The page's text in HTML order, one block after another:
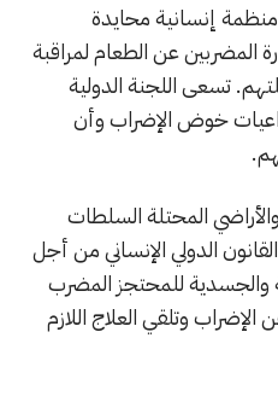
منظمة إنسانية محايدة
المضربين عن الطعام لمراقبة
تسعى اللجنة الدولية
خوض الإضراب وأن
والأراضي المحتلة السلطات
الدولي الإنساني من أجل
والجسدية للمحتجز المضرب
وتلقي العلاج اللازم